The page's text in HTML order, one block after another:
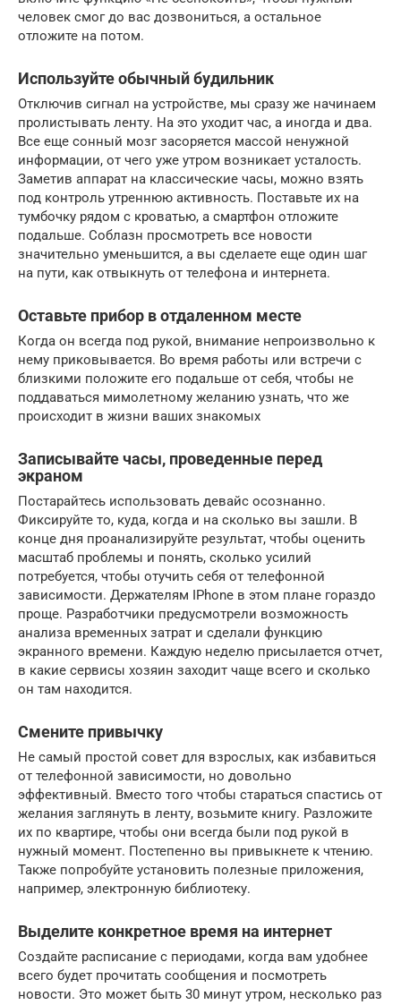
человек смог до вас дозвониться, а остальное
отложите на потом.
Используйте обычный будильник
Отключив сигнал на устройстве, мы сразу же начинаем
пролистывать ленту. На это уходит час, а иногда и два.
Все еще сонный мозг засоряется массой ненужной
информации, от чего уже утром возникает усталость.
Заметив аппарат на классические часы, можно взять
под контроль утреннюю активность. Поставьте их на
тумбочку рядом с кроватью, а смартфон отложите
подальше. Соблазн просмотреть все новости
значительно уменьшится, а вы сделаете еще один шаг
на пути, как отвыкнуть от телефона и интернета.
Оставьте прибор в отдаленном месте
Когда он всегда под рукой, внимание непроизвольно к
нему приковывается. Во время работы или встречи с
близкими положите его подальше от себя, чтобы не
поддаваться мимолетному желанию узнать, что же
происходит в жизни ваших знакомых
Записывайте часы, проведенные перед
экраном
Постарайтесь использовать девайс осознанно.
Фиксируйте то, куда, когда и на сколько вы зашли. В
конце дня проанализируйте результат, чтобы оценить
масштаб проблемы и понять, сколько усилий
потребуется, чтобы отучить себя от телефонной
зависимости. Держателям IPhone в этом плане гораздо
проще. Разработчики предусмотрели возможность
анализа временных затрат и сделали функцию
экранного времени. Каждую неделю присылается отчет,
в какие сервисы хозяин заходит чаще всего и сколько
он там находится.
Смените привычку
Не самый простой совет для взрослых, как избавиться
от телефонной зависимости, но довольно
эффективный. Вместо того чтобы стараться спастись от
желания заглянуть в ленту, возьмите книгу. Разложите
их по квартире, чтобы они всегда были под рукой в
нужный момент. Постепенно вы привыкнете к чтению.
Также попробуйте установить полезные приложения,
например, электронную библиотеку.
Выделите конкретное время на интернет
Создайте расписание с периодами, когда вам удобнее
всего будет прочитать сообщения и посмотреть
новости. Это может быть 30 минут утром, несколько раз